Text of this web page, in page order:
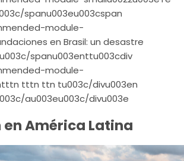
spanu003eu003cspan
module-
en Brasil: un desastre
spanu003enttu003cdiv
module-
tttn ttn tu003c/divu003en
au003eu003c/divu003e
América Latina